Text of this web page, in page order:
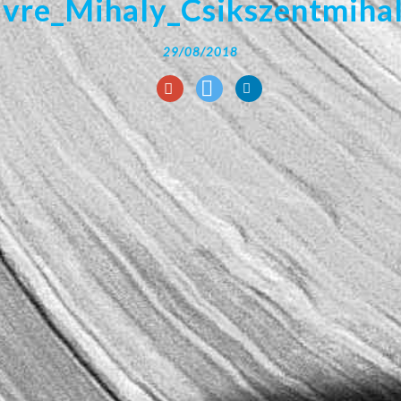
29/08/2018